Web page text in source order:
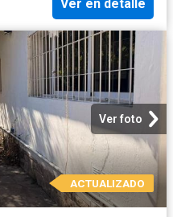
Ver en detalle
Ver foto
ACTUALIZADO